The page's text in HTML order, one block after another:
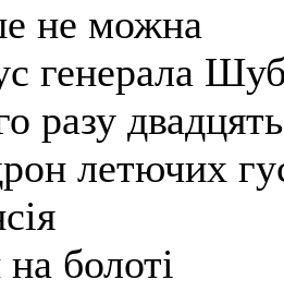
не можна
генерала
разу
летючих
болоті